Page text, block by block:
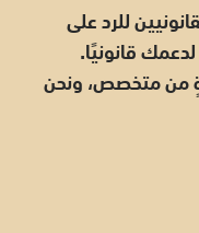
للرد على
قانونيًا.
من متخصص، ونحن